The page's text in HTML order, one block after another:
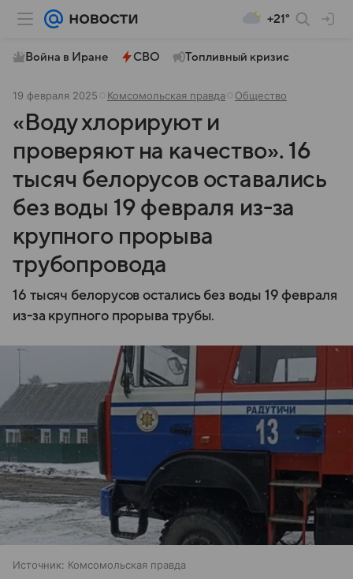
+21°
Война в Иране СВО Топливный кризис
19 февраля 2025 Комсомольская правда Общество
«Воду хлорируют и
проверяют на качество». 16
тысяч белорусов оставались
без воды 19 февраля из-за
крупного прорыва
трубопровода
16 тысяч белорусов остались без воды 19 февраля
из-за крупного прорыва трубы.
Источник: Комсомольская правда